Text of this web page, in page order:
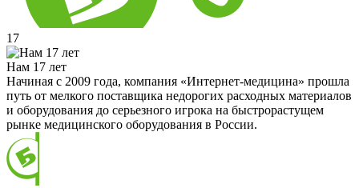
17
Нам 17 лет
Начиная с 2009 года, компания «Интернет-медицина» прошла
путь от мелкого поставщика недорогих расходных материалов
и оборудования до серьезного игрока на быстрорастущем
рынке медицинского оборудования в России.